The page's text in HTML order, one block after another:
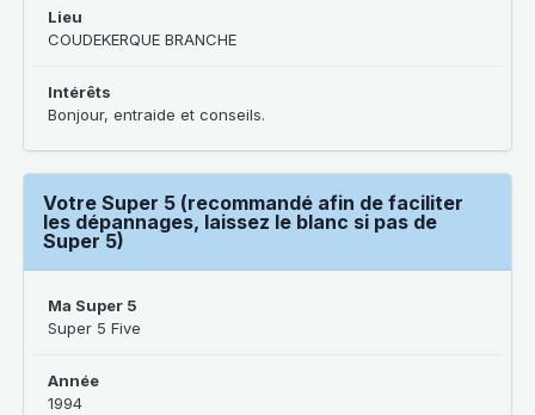
Lieu
COUDEKERQUE BRANCHE
Intérêts
Bonjour, entraide et conseils.
Votre Super 5 (recommandé afin de faciliter
les dépannages, laissez le blanc si pas de
Super 5)
Ma Super 5
Super 5 Five
Année
1994